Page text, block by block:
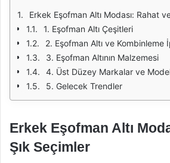
Erkek Eşofman Altı Modası: Rahat
1. Eşofman Altı Çeşitleri
2. Eşofman Altı ve Kombinleme
3. Eşofman Altının Malzemesi
4. Üst Düzey Markalar ve
5. Gelecek Trendler
Erkek Eşofman Altı
Şık Seçimler